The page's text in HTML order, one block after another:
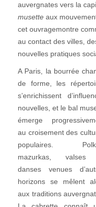
auvergnates vers la
musette aux
cet ouvragemontre
au contact des villes,
nouvelles pratiques
A Paris, la bourrée
de forme, les
s’enrichissent
nouvelles, et le bal
émerge
au croisement des
populaires.
mazurkas,
danses venues
horizons se mêlent
aux traditions